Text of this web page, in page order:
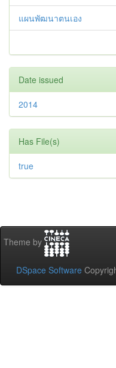
แผนพัฒนาตนเอง
Date issued
2014
Has File(s)
true
Theme by
DSpace Software